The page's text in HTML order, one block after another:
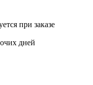
при заказе
дней